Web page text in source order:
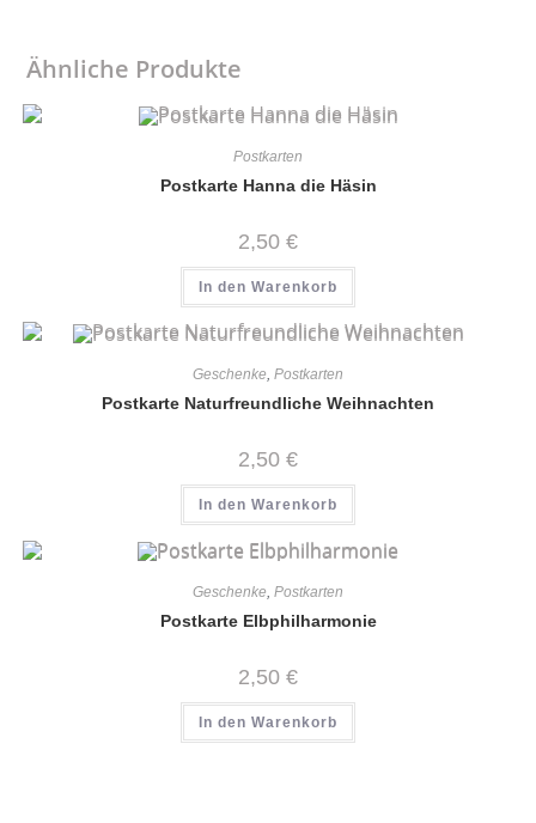
Ähnliche Produkte
Postkarten
Postkarte Hanna die Häsin
2,50 €
In den Warenkorb
Geschenke, Postkarten
Postkarte Naturfreundliche Weihnachten
2,50 €
In den Warenkorb
Geschenke, Postkarten
Postkarte Elbphilharmonie
2,50 €
In den Warenkorb